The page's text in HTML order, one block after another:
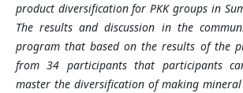
product diversification for PKK groups in
The results and discussion in the
program that based on the results of the
from 34 participants that participants
master the diversification of making